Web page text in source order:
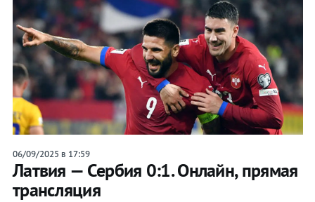
06/09/2025 в 17:59
Латвия — Сербия 0:1. Онлайн, прямая
трансляция